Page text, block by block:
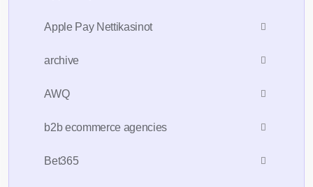
Apple Pay Nettikasinot
archive
AWQ
b2b ecommerce agencies
Bet365